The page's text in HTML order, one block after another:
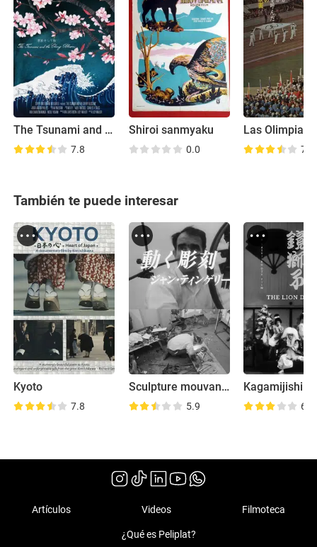
The Tsunami and the Cherry Blossom
7.8
Shiroi sanmyaku
0.0 7.8
También te puede interesar
Kyoto
7.8
Sculpture mouvante - Jean Tinguely
5.9 6.1
Artículos Videos Filmoteca
¿Qué es Peliplat?